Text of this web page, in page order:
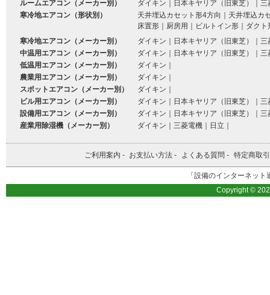
ルームエアコン（メーカー別）
ダイキン 日本キヤリア（旧東芝）
三
寒冷地エアコン（形状別）
天井埋込カセット形4方向
天井埋込カ
床置形
厨房用 ビルトイン形
ダクト
寒冷地エアコン（メーカー別）
ダイキン 日本キヤリア（旧東芝）
三
中温用エアコン（メーカー別）
ダイキン 日本キヤリア（旧東芝）
三
低温用エアコン（メーカー別）
ダイキン
農業用エアコン（メーカー別）
ダイキン
スポットエアコン（メーカー別）
ダイキン
ビル用エアコン（メーカー別）
ダイキン 日本キヤリア（旧東芝）
三
設備用エアコン（メーカー別）
ダイキン 日本キヤリア（旧東芝）
三
産業用除湿機（メーカー別）
ダイキン 三菱電機 日立
ご利用案内 - お支払い方法 - よくある質問 - 特定商取引
「設備のインターネッ
Copyright ©